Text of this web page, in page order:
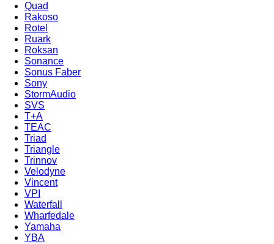
Quad
Rakoso
Rotel
Ruark
Roksan
Sonance
Sonus Faber
Sony
StormAudio
SVS
T+A
TEAC
Triad
Triangle
Trinnov
Velodyne
Vincent
VPI
Waterfall
Wharfedale
Yamaha
YBA